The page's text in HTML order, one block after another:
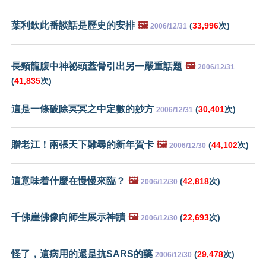
葉利欽此番談話是歷史的安排 🖼️ 2006/12/31 (33,996次)
長頸龍腹中神祕頭蓋骨引出另一嚴重話題 🖼️ 2006/12/31
(41,835次)
這是一條破除冥冥之中定數的妙方 2006/12/31 (30,401次)
贈老江！兩張天下難尋的新年賀卡 🖼️ 2006/12/30 (44,102次)
這意味着什麼在慢慢來臨？ 🖼️ 2006/12/30 (42,818次)
千佛崖佛像向師生展示神蹟 🖼️ 2006/12/30 (22,693次)
怪了，這病用的還是抗SARS的藥 2006/12/30 (29,478次)